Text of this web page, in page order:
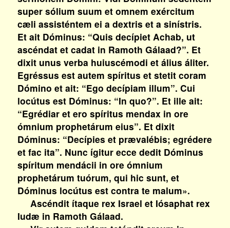
super sólium suum et omnem exércitum
cæli assisténtem ei a dextris et a sinístris.
Et ait Dóminus: “Quis decípiet Achab, ut
ascéndat et cadat in Ramoth Gálaad?”. Et
dixit unus verba huiuscémodi et álius áliter.
Egréssus est autem spíritus et stetit coram
Dómino et ait: “Ego decípiam illum”. Cui
locútus est Dóminus: “In quo?”. Et ille ait:
“Egrédiar et ero spíritus mendax in ore
ómnium prophetárum eius”. Et dixit
Dóminus: “Decípies et prævalébis; egrédere
et fac ita”. Nunc ígitur ecce dedit Dóminus
spíritum mendácii in ore ómnium
prophetárum tuórum, qui hic sunt, et
Dóminus locútus est contra te malum».
Ascéndit ítaque rex Israel et Iósaphat rex
Iudæ in Ramoth Gálaad.